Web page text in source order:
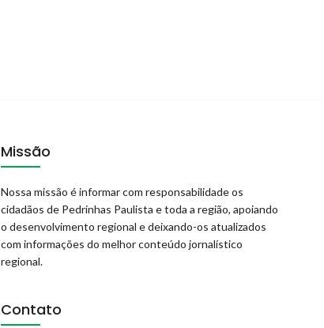
Missão
Nossa missão é informar com responsabilidade os
cidadãos de Pedrinhas Paulista e toda a região, apoiando
o desenvolvimento regional e deixando-os atualizados
com informações do melhor conteúdo jornalístico
regional.
Contato